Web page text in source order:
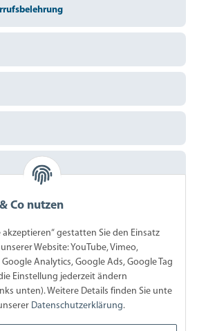
Co nutzen
akzeptieren“ gestatten Sie den Einsatz
Website: YouTube, Vimeo,
Analytics, Google Ads, Google Tag
Einstellung jederzeit ändern
unten). Weitere Details finden Sie unte
Datenschutzerklärung.